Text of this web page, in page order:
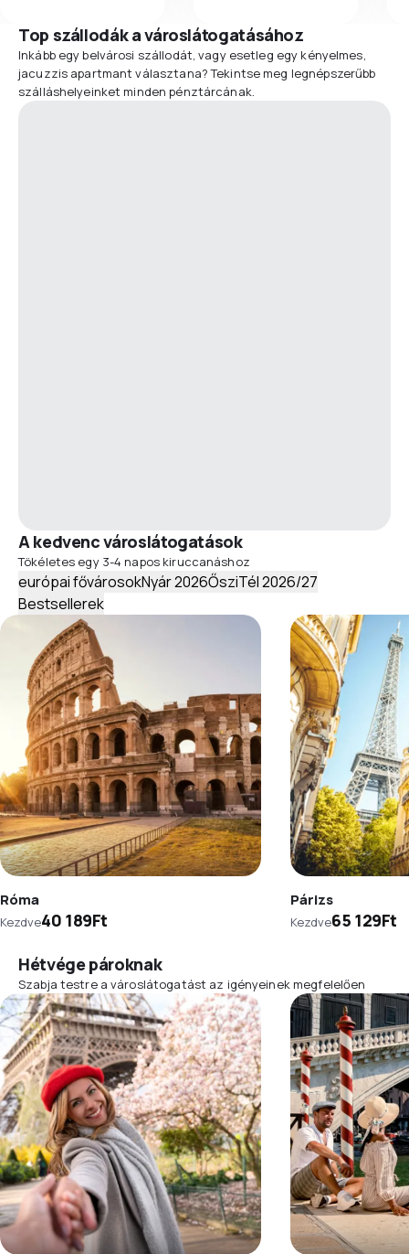
Top szállodák a városlátogatásához
Inkább egy belvárosi szállodát, vagy esetleg egy kényelmes,
jacuzzis apartmant választana? Tekintse meg legnépszerűbb
szálláshelyeinket minden pénztárcának.
A kedvenc városlátogatások
Tökéletes egy 3-4 napos kiruccanáshoz
európai fővárosokNyár 2026ŐsziTél 2026/27
Bestsellerek
Róma
Kezdve40 189Ft
Párizs
Kezdve65 129Ft
Hétvége pároknak
Szabja testre a városlátogatást az igényeinek megfelelően